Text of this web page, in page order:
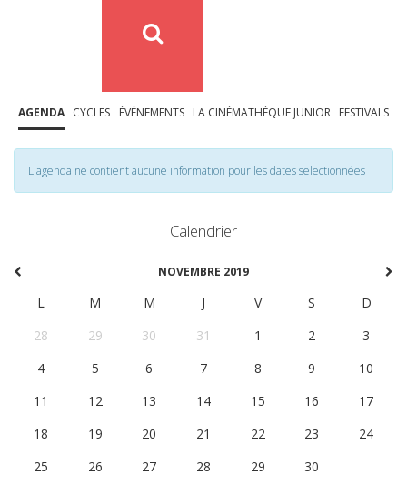
AGENDA CYCLES ÉVÉNEMENTS LA CINÉMATHÈQUE JUNIOR FESTIVALS
L'agenda ne contient aucune information pour les dates selectionnées
Calendrier
NOVEMBRE 2019
L M M J V S
D
28
29 30 31 1 2
3
4
5 6 7 8 9
10
11
12 13 14 15 16
17
18
19 20 21 22 23
24
25
26 27 28 29 30